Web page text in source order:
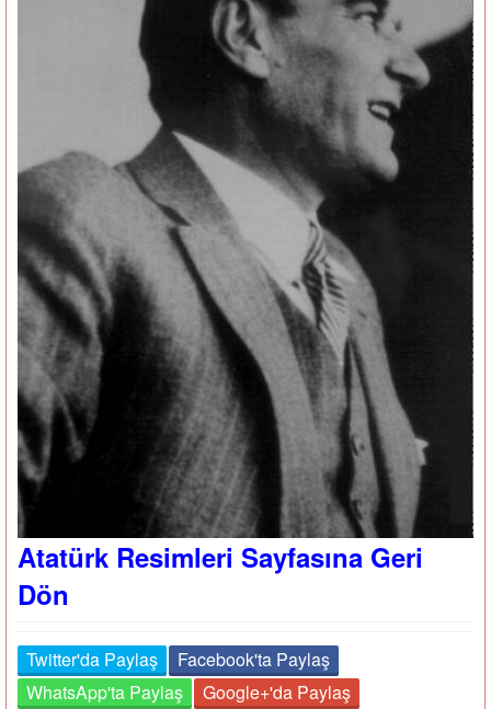
Atatürk Resimleri Sayfasına Geri
Dön
Twitter'da Paylaş
Facebook'ta Paylaş
WhatsApp'ta Paylaş
Google+'da Paylaş